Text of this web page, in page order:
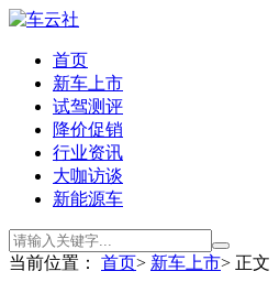
首页
新车上市
试驾测评
降价促销
行业资讯
大咖访谈
新能源车
当前位置： 首页> 新车上市> 正文